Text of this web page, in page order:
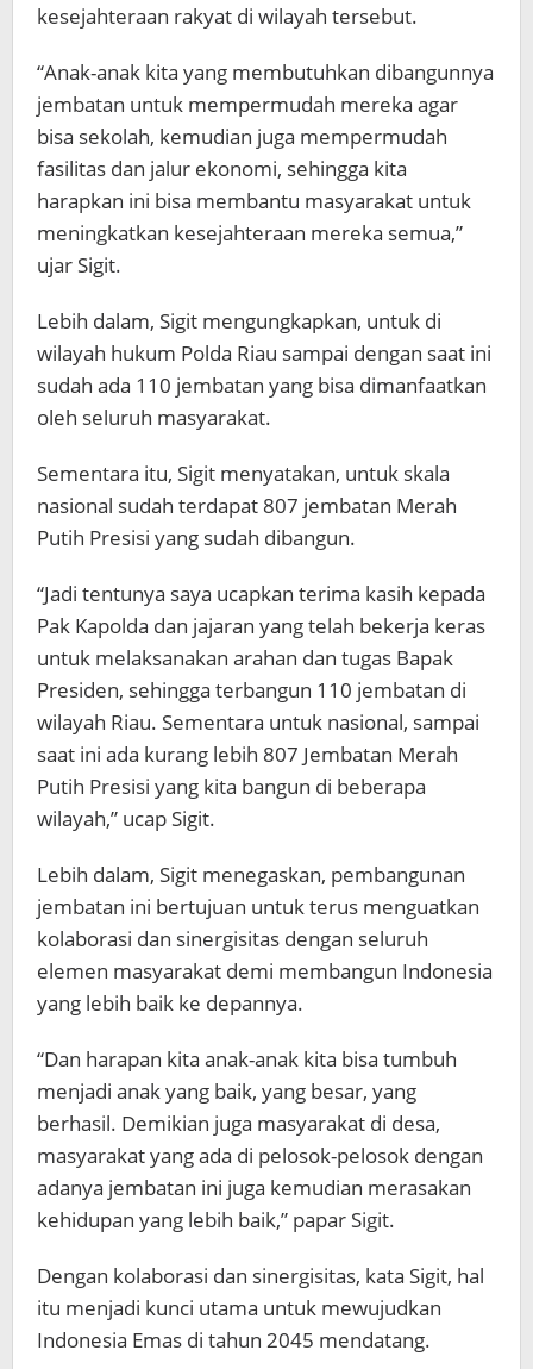
kesejahteraan rakyat di wilayah tersebut.
“Anak-anak kita yang membutuhkan dibangunnya
jembatan untuk mempermudah mereka agar
bisa sekolah, kemudian juga mempermudah
fasilitas dan jalur ekonomi, sehingga kita
harapkan ini bisa membantu masyarakat untuk
meningkatkan kesejahteraan mereka semua,”
ujar Sigit.
Lebih dalam, Sigit mengungkapkan, untuk di
wilayah hukum Polda Riau sampai dengan saat ini
sudah ada 110 jembatan yang bisa dimanfaatkan
oleh seluruh masyarakat.
Sementara itu, Sigit menyatakan, untuk skala
nasional sudah terdapat 807 jembatan Merah
Putih Presisi yang sudah dibangun.
“Jadi tentunya saya ucapkan terima kasih kepada
Pak Kapolda dan jajaran yang telah bekerja keras
untuk melaksanakan arahan dan tugas Bapak
Presiden, sehingga terbangun 110 jembatan di
wilayah Riau. Sementara untuk nasional, sampai
saat ini ada kurang lebih 807 Jembatan Merah
Putih Presisi yang kita bangun di beberapa
wilayah,” ucap Sigit.
Lebih dalam, Sigit menegaskan, pembangunan
jembatan ini bertujuan untuk terus menguatkan
kolaborasi dan sinergisitas dengan seluruh
elemen masyarakat demi membangun Indonesia
yang lebih baik ke depannya.
“Dan harapan kita anak-anak kita bisa tumbuh
menjadi anak yang baik, yang besar, yang
berhasil. Demikian juga masyarakat di desa,
masyarakat yang ada di pelosok-pelosok dengan
adanya jembatan ini juga kemudian merasakan
kehidupan yang lebih baik,” papar Sigit.
Dengan kolaborasi dan sinergisitas, kata Sigit, hal
itu menjadi kunci utama untuk mewujudkan
Indonesia Emas di tahun 2045 mendatang.